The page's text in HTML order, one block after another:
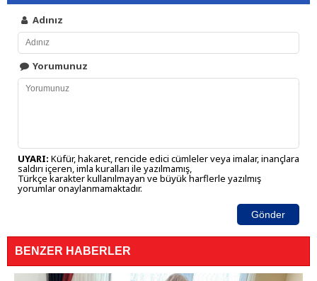
Adınız
Yorumunuz
UYARI: Küfür, hakaret, rencide edici cümleler veya imalar, inançlara
saldırı içeren, imla kuralları ile yazılmamış,
Türkçe karakter kullanılmayan ve büyük harflerle yazılmış
yorumlar onaylanmamaktadır.
Gönder
BENZER HABERLER